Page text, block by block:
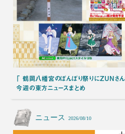
「 鶴岡八幡宮のぼんぼり祭りにZUNさん
今週の東方ニュースまとめ
ニュース 2026/08/10